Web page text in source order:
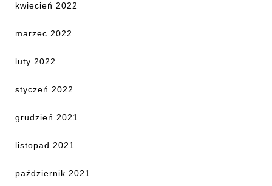
kwiecień 2022
marzec 2022
luty 2022
styczeń 2022
grudzień 2021
listopad 2021
październik 2021